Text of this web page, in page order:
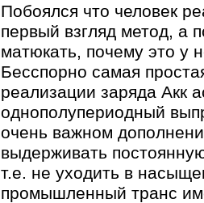
Побоялся что человек
первый взгляд метод, а
матюкать, почему это у
Бесспорно самая
реализации заряда Акк
однополупериодный
очень важном
выдерживать
т.е. не уходить в
промышленный транс